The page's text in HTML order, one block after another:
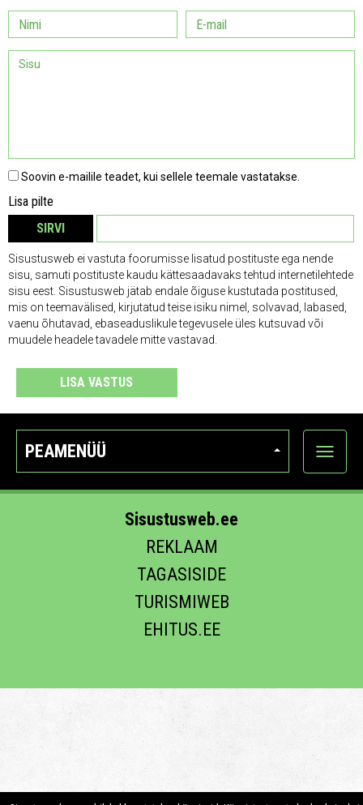
Soovin e-mailile teadet, kui sellele teemale vastatakse.
Lisa pilte
SIRVI
Sisustusweb ei vastuta foorumisse lisatud postituste ega nende
sisu, samuti postituste kaudu kättesaadavaks tehtud internetilehtede
sisu eest. Sisustusweb jätab endale õiguse kustutada postitused,
mis on teemavälised, kirjutatud teise isiku nimel, solvavad, labased,
vaenu õhutavad, ebaseaduslikule tegevusele üles kutsuvad või
muudele headele tavadele mitte vastavad.
LISA VASTUS
PEAMENÜÜ
Ava
Sisustusweb.ee
REKLAAM
TAGASISIDE
TURISMIWEB
EHITUS.EE